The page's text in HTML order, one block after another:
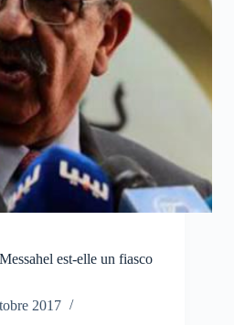
est-elle un fiasco
2017